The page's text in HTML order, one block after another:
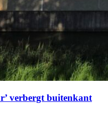
verbergt buitenkant